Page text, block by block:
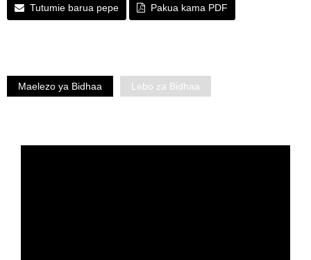
Tutumie barua pepe Pakua kama PDF
Maelezo ya Bidhaa Lebo za Bidhaa